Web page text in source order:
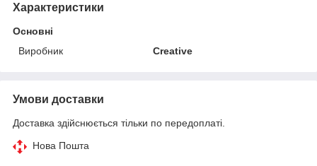
Характеристики
Основні
Виробник
Creative
Умови доставки
Доставка здійснюється тільки по передоплаті.
Нова Пошта